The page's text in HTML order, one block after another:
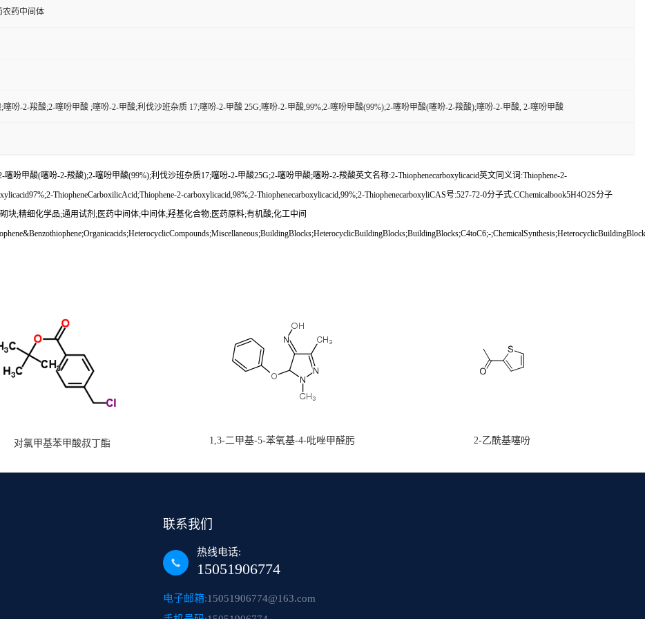
农药中间体
噻吩-2-羧酸;2-噻吩甲酸 ;噻吩-2-甲酸;利伐沙班杂质 17;噻吩-2-甲酸 25G;噻吩-2-甲酸,99%;2-噻吩甲酸(99%);2-噻吩甲酸(噻吩-2-羧酸);噻吩-2-甲酸, 2-噻吩甲酸
吩甲酸(噻吩-2-羧酸);2-噻吩甲酸(99%);利伐沙班杂质17;噻吩-2-甲酸25G;2-噻吩甲酸;噻吩-2-羧酸英文名称:2-Thiophenecarboxylicacid英文同义词:Thiophene-2-
ThiopheneCarboxilicAcid;Thiophene-2-carboxylicacid,98%;2-Thiophenecarboxylicacid,99%;2-ThiophenecarboxyliCAS号:527-72-0分子式:CChemicalbook5H4O2S分子
块;精细化学品;通用试剂;医药中间体;中间体;羟基化合物;医药原料;有机酸;化工中间
对氯甲基苯甲酸叔丁酯 1,3-二甲基-5-苯氧基-4-吡唑甲醛肟 2-乙酰基噻吩
联系我们
热线电话:
15051906774
电子邮箱:15051906774@163.com